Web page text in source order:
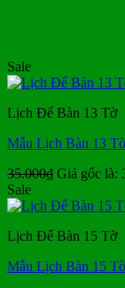
Sale
Lịch Để Bàn 13 Tờ
Mẫu Lịch Bàn 13
35.000₫ Giá gốc là:
Sale
Lịch Để Bàn 15 Tờ
Mẫu Lịch Bàn 15